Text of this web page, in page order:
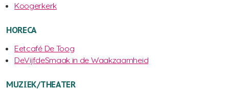
Koogerkerk
HORECA
Eetcafé De Toog
DeVijfdeSmaak in de Waakzaamheid
MUZIEK/THEATER